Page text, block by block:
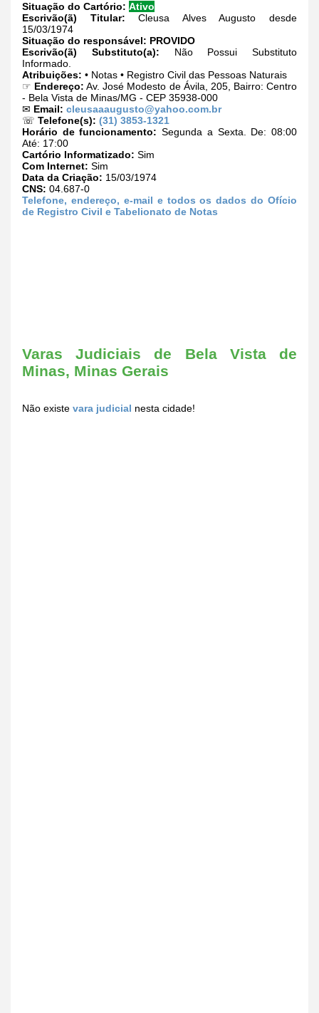
Situação do Cartório: Ativo
Escrivão(ã) Titular: Cleusa Alves Augusto desde
15/03/1974
Situação do responsável: PROVIDO
Escrivão(ã) Substituto(a): Não Possui Substituto
Informado.
Atribuições: • Notas • Registro Civil das Pessoas Naturais
☞ Endereço: Av. José Modesto de Ávila, 205, Bairro: Centro
- Bela Vista de Minas/MG - CEP 35938-000
✉ Email: cleusaaaugusto@yahoo.com.br
☏ Telefone(s): (31) 3853-1321
Horário de funcionamento: Segunda a Sexta. De: 08:00
Até: 17:00
Cartório Informatizado: Sim
Com Internet: Sim
Data da Criação: 15/03/1974
CNS: 04.687-0
Telefone, endereço, e-mail e todos os dados do Ofício
de Registro Civil e Tabelionato de Notas
Varas Judiciais de Bela Vista de
Minas, Minas Gerais
Não existe vara judicial nesta cidade!